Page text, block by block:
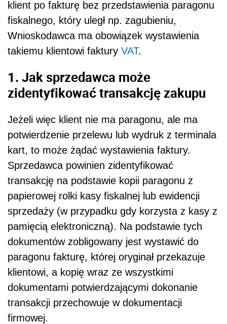
klient po fakturę bez przedstawienia paragonu
fiskalnego, który uległ np. zagubieniu,
Wnioskodawca ma obowiązek wystawienia
takiemu klientowi faktury VAT.
1. Jak sprzedawca może
zidentyfikować transakcję zakupu
Jeżeli więc klient nie ma paragonu, ale ma
potwierdzenie przelewu lub wydruk z terminala
kart, to może żądać wystawienia faktury.
Sprzedawca powinien zidentyfikować
transakcję na podstawie kopii paragonu z
papierowej rolki kasy fiskalnej lub ewidencji
sprzedaży (w przypadku gdy korzysta z kasy z
pamięcią elektroniczną). Na podstawie tych
dokumentów zobligowany jest wystawić do
paragonu fakturę, której oryginał przekazuje
klientowi, a kopię wraz ze wszystkimi
dokumentami potwierdzającymi dokonanie
transakcji przechowuje w dokumentacji
firmowej.